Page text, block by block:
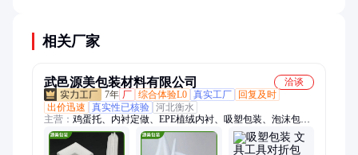
相关厂家
武邑源美包装材料有限公司
洽谈
7年 厂 综合体验L0 真实工厂
回复及时
出价迅速
真实性已核验 河北衡水
主营： 鸡蛋托、内衬定做、EPE植绒内衬、吸塑包装、泡沫包
装、内衬包装、包装材料、珍珠棉定制、珍珠棉蛋托、eva内衬
包装、化妆品内托包装、珍珠棉、EPE泡沫棉、蛋托包装、珍珠